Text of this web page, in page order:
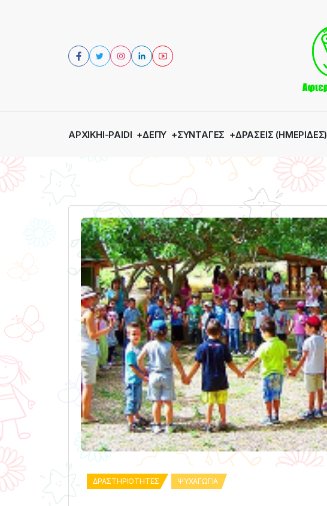
ΑΡΧΙΚΉI-PAIDI ΔΕΠΥ ΣΥΝΤΑΓΈΣ ΔΡΆΣΕΙΣ (ΗΜΕΡΊΔΕΣ)
ΔΡΑΣΤΗΡΙΌΤΗΤΕΣ ΨΥΧΑΓΩΓΊΑ